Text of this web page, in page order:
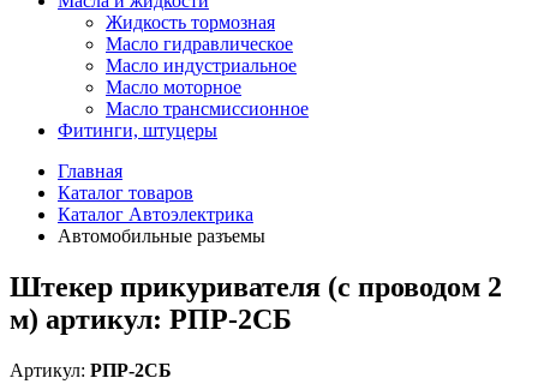
Жидкость тормозная
Масло гидравлическое
Масло индустриальное
Масло моторное
Масло трансмиссионное
Фитинги, штуцеры
Главная
Каталог товаров
Каталог Автоэлектрика
Автомобильные разъемы
Штекер прикуривателя (с проводом 2
м) артикул: РПР-2СБ
Артикул: РПР-2СБ